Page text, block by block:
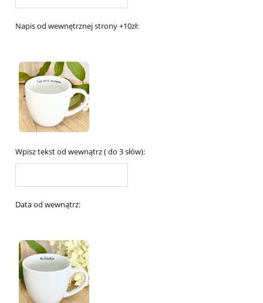
Napis od wewnętrznej strony +10zł:
Wpisz tekst od wewnątrz ( do 3 słów):
Data od wewnątrz: